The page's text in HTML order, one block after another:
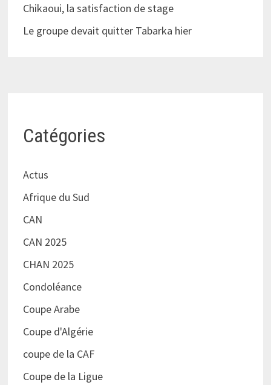
Chikaoui, la satisfaction de stage
Le groupe devait quitter Tabarka hier
Catégories
Actus
Afrique du Sud
CAN
CAN 2025
CHAN 2025
Condoléance
Coupe Arabe
Coupe d'Algérie
coupe de la CAF
Coupe de la Ligue